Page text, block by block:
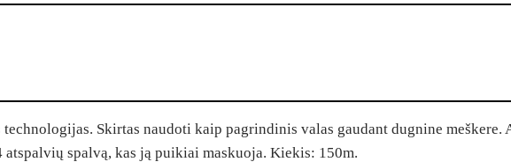
Skirtas naudoti kaip pagrindinis valas gaudant dugnine meškere.
spalvą, kas ją puikiai maskuoja. Kiekis: 150m.